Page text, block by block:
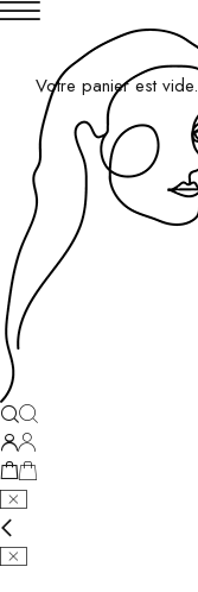
Votre panier est vide.